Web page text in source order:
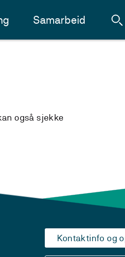
Samarbeid
også sjekke
Kontaktinfo og